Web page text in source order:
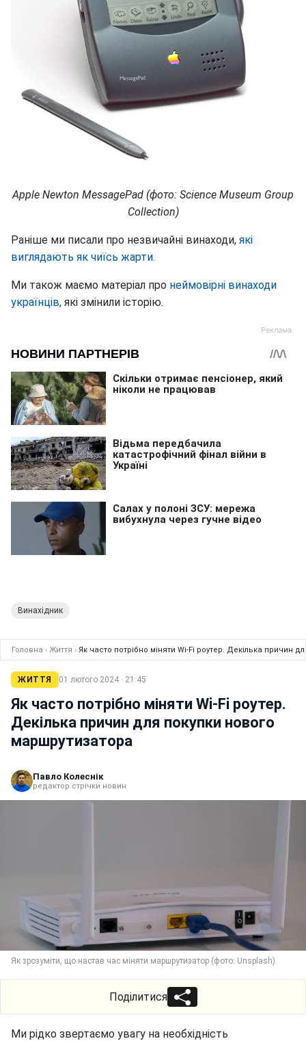
Apple Newton MessagePad (фото: Science Museum Group
Collection)
Раніше ми писали про незвичайні винаходи, які
виглядають як чиїсь жарти.
Ми також маємо матеріал про неймовірні винаходи
українців, які змінили історію.
Винахідник
Головна › Життя › Як часто потрібно міняти Wi-Fi роутер. Декілька причин
ЖИТТЯ 01 лютого 2024 · 21:45
Як часто потрібно міняти Wi-Fi роутер.
Декілька причин для покупки нового
маршрутизатора
Павло Колеснік
редактор стрічки новин
Як зрозуміти, що настав час міняти маршрутизатор (фото: Unsplash)
Поділитися
Ми рідко звертаємо увагу на необхідність